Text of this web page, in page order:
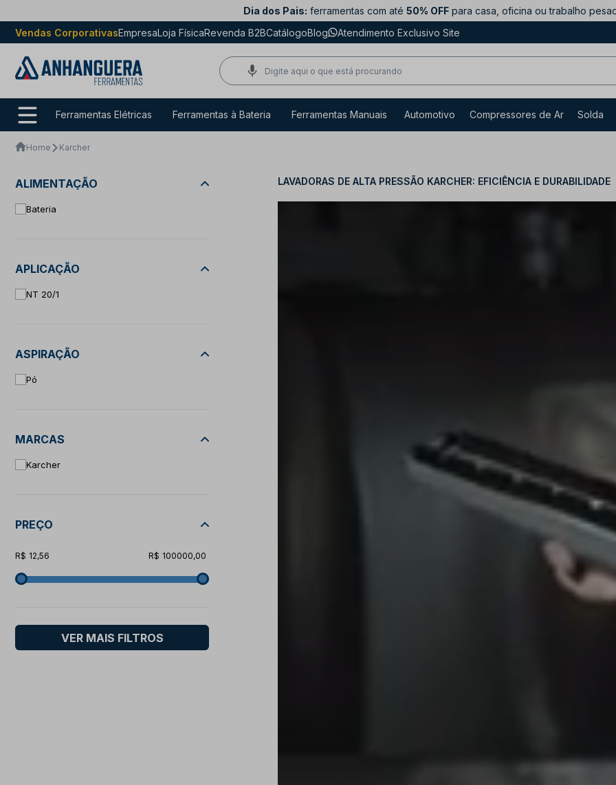
Dia dos Pais: ferramentas com até 50% OFF para casa, oficina ou trabalho
Vendas CorporativasEmpresaLoja FísicaRevenda B2BCatálogoBlog Atendimento Exclusivo Site
Ferramentas Elétricas Ferramentas à Bateria Ferramentas Manuais Automotivo Compressores de Ar Solda
Home Karcher
ALIMENTAÇÃO
Bateria
APLICAÇÃO
NT 20/1
ASPIRAÇÃO
Pó
MARCAS
Karcher
PREÇO
12,56 100000,00
VER MAIS FILTROS
LAVADORAS DE ALTA PRESSÃO KARCHER: EFICIÊNCIA E DURABILIDADE